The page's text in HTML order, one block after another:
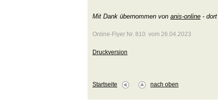
Mit Dank übernommen von anis-online -
Online-Flyer Nr. 810 vom 26.04.2023
Druckversion
Startseite nach oben